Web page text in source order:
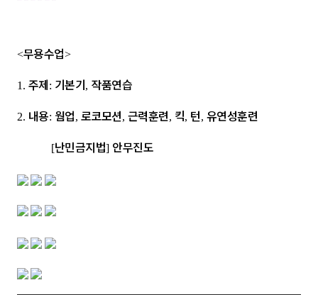
<무용수업>
1. 주제: 기본기, 작품연습
2. 내용: 웜업, 로코모션, 근력훈련, 킥, 턴, 유연성훈련
[난민금지법] 안무진도